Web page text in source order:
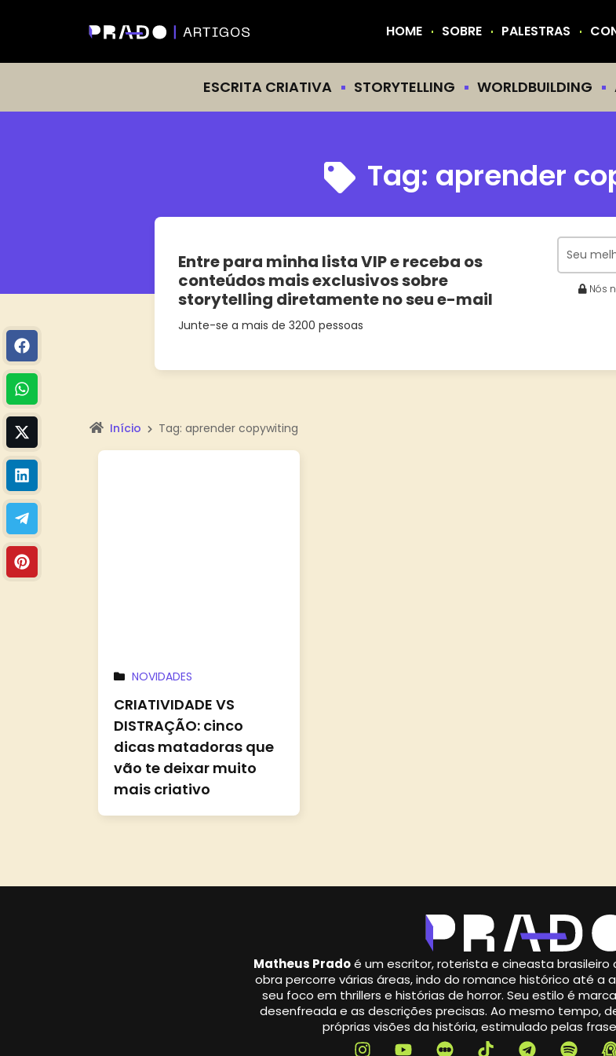
HOME SOBRE PALESTRAS
ESCRITA CRIATIVA STORYTELLING WORLDBUILDING
Tag: aprender
Entre para minha lista VIP e receba os
conteúdos mais exclusivos sobre
storytelling diretamente no seu e-mail
Junte-se a mais de 3200 pessoas
Nós
Início Tag: aprender copywiting
NOVIDADES
CRIATIVIDADE VS
DISTRAÇÃO: cinco
dicas matadoras que
vão te deixar muito
mais criativo
Matheus Pradoé um escritor, roterista e cineasta brasileiro
obra percorre várias áreas, indo do romance histórico até
seu foco em thrillers e histórias de horror. Seu estilo é
desenfreada e as descrições precisas. Ao mesmo tempo,
próprias visões da história, estimulado pelas